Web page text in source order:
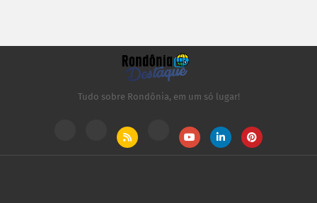
Tudo sobre Rondônia, em um só lugar!